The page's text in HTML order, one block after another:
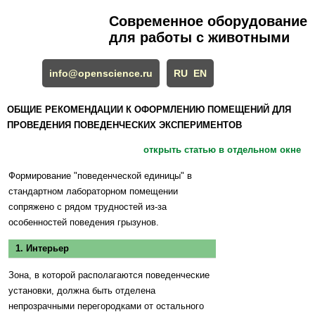
Современное оборудование
для работы с животными
info@openscience.ru RU EN
ОБЩИЕ РЕКОМЕНДАЦИИ К ОФОРМЛЕНИЮ ПОМЕЩЕНИЙ ДЛЯ
ПРОВЕДЕНИЯ ПОВЕДЕНЧЕСКИХ ЭКСПЕРИМЕНТОВ
открыть статью в отдельном окне
Формирование "поведенческой единицы" в
стандартном лабораторном помещении
сопряжено с рядом трудностей из-за
особенностей поведения грызунов.
1. Интерьер
Зона, в которой располагаются поведенческие
установки, должна быть отделена
непрозрачными перегородками от остального